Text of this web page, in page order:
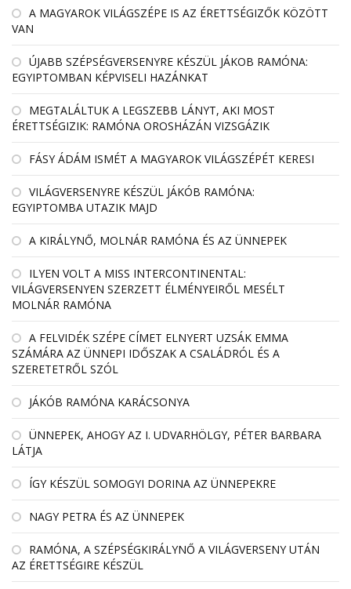
A MAGYAROK VILÁGSZÉPE IS AZ ÉRETTSÉGIZŐK KÖZÖTT
VAN
ÚJABB SZÉPSÉGVERSENYRE KÉSZÜL JÁKOB RAMÓNA:
EGYIPTOMBAN KÉPVISELI HAZÁNKAT
MEGTALÁLTUK A LEGSZEBB LÁNYT, AKI MOST
ÉRETTSÉGIZIK: RAMÓNA OROSHÁZÁN VIZSGÁZIK
FÁSY ÁDÁM ISMÉT A MAGYAROK VILÁGSZÉPÉT KERESI
VILÁGVERSENYRE KÉSZÜL JÁKÓB RAMÓNA:
EGYIPTOMBA UTAZIK MAJD
A KIRÁLYNŐ, MOLNÁR RAMÓNA ÉS AZ ÜNNEPEK
ILYEN VOLT A MISS INTERCONTINENTAL:
VILÁGVERSENYEN SZERZETT ÉLMÉNYEIRŐL MESÉLT
MOLNÁR RAMÓNA
A FELVIDÉK SZÉPE CÍMET ELNYERT UZSÁK EMMA
SZÁMÁRA AZ ÜNNEPI IDŐSZAK A CSALÁDRÓL ÉS A
SZERETETRŐL SZÓL
JÁKÓB RAMÓNA KARÁCSONYA
ÜNNEPEK, AHOGY AZ I. UDVARHÖLGY, PÉTER BARBARA
LÁTJA
ÍGY KÉSZÜL SOMOGYI DORINA AZ ÜNNEPEKRE
NAGY PETRA ÉS AZ ÜNNEPEK
RAMÓNA, A SZÉPSÉGKIRÁLYNŐ A VILÁGVERSENY UTÁN
AZ ÉRETTSÉGIRE KÉSZÜL